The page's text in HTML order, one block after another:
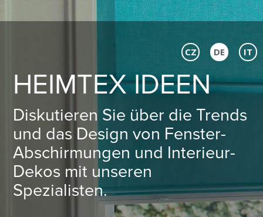
HEIMTEX IDEEN
Diskutieren Sie über die Trends
und das Design von Fenster-
Abschirmungen und Interieur-
Dekos mit unseren
Spezialisten.
CZ DE IT